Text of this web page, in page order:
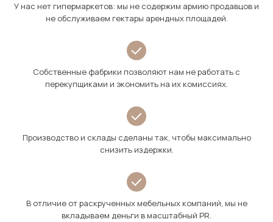
У нас нет гипермаркетов: мы не содержим армию продавцов и
не обслуживаем гектары арендных площадей.
Собственные фабрики позволяют нам не работать с
перекупщиками и экономить на их комиссиях.
Производство и склады сделаны так, чтобы максимально
снизить издержки.
В отличие от раскрученных мебельных компаний, мы не
вкладываем деньги в масштабный PR.